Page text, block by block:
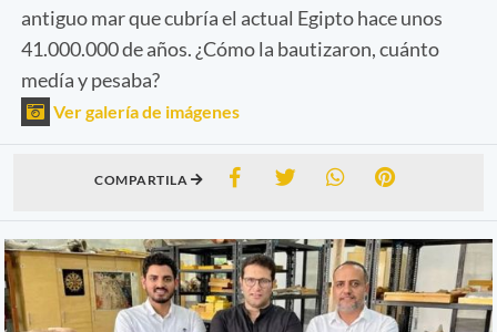
antiguo mar que cubría el actual Egipto hace unos
41.000.000 de años. ¿Cómo la bautizaron, cuánto
medía y pesaba?
Ver galería de imágenes
COMPARTILA